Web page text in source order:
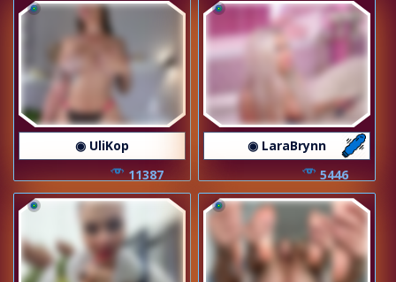
◉ UliKop
11387
◉ LaraBrynn
5446